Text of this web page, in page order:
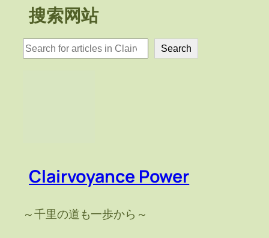
搜索网站
検
索
Search
Clairvoyance Power
～千里の道も一歩から～